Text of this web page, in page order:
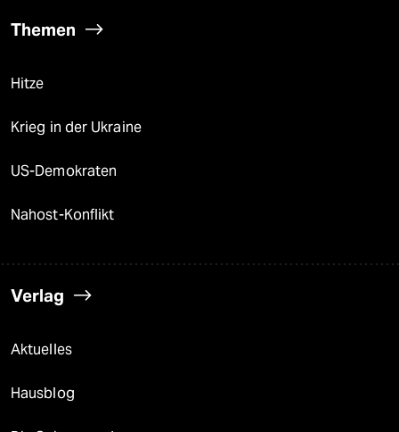
Themen
Hitze
Krieg in der Ukraine
US-Demokraten
Nahost-Konflikt
Verlag
Aktuelles
Hausblog